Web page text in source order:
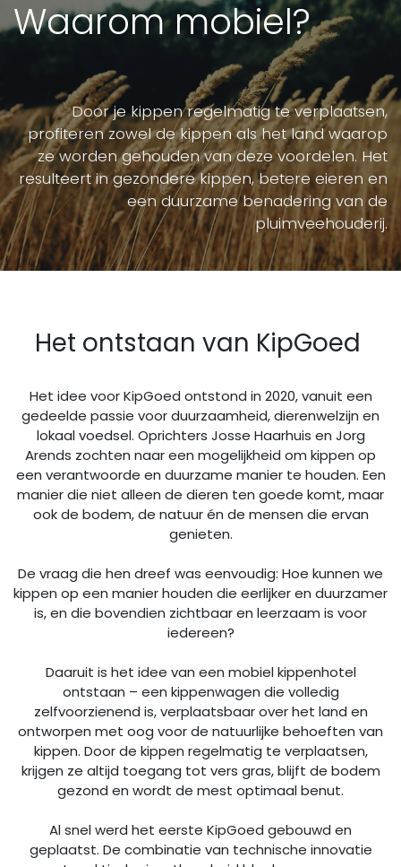
Waarom mobiel?
Door je kippen regelmatig te verplaatsen,
profiteren zowel de kippen als het land waarop
ze worden gehouden van deze voordelen. Het
resulteert in gezondere kippen, betere eieren en
een duurzame benadering van de
pluimveehouderij.
Het ontstaan van KipGoed
Het idee voor KipGoed ontstond in 2020, vanuit een
gedeelde passie voor duurzaamheid, dierenwelzijn en
lokaal voedsel. Oprichters Josse Haarhuis en Jorg
Arends zochten naar een mogelijkheid om kippen op
een verantwoorde en duurzame manier te houden. Een
manier die niet alleen de dieren ten goede komt, maar
ook de bodem, de natuur én de mensen die ervan
genieten.
De vraag die hen dreef was eenvoudig: Hoe kunnen we
kippen op een manier houden die eerlijker en duurzamer
is, en die bovendien zichtbaar en leerzaam is voor
iedereen?
Daaruit is het idee van een mobiel kippenhotel
ontstaan – een kippenwagen die volledig
zelfvoorzienend is, verplaatsbaar over het land en
ontworpen met oog voor de natuurlijke behoeften van
kippen. Door de kippen regelmatig te verplaatsen,
krijgen ze altijd toegang tot vers gras, blijft de bodem
gezond en wordt de mest optimaal benut.
Al snel werd het eerste KipGoed gebouwd en
geplaatst. De combinatie van technische innovatie